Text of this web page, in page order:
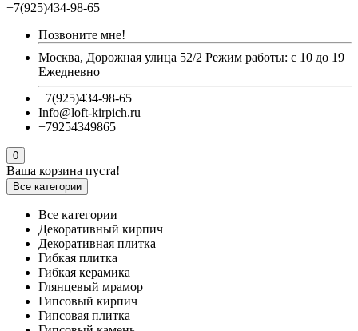
+7(925)434-98-65
Позвоните мне!
Москва, Дорожная улица 52/2 Режим работы: с 10 до 19
Ежедневно
+7(925)434-98-65
Info@loft-kirpich.ru
+79254349865
0
Ваша корзина пуста!
Все категории
Все категории
Декоративный кирпич
Декоративная плитка
Гибкая плитка
Гибкая керамика
Глянцевый мрамор
Гипсовый кирпич
Гипсовая плитка